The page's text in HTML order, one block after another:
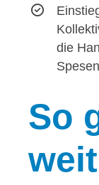
die
Spesen
So